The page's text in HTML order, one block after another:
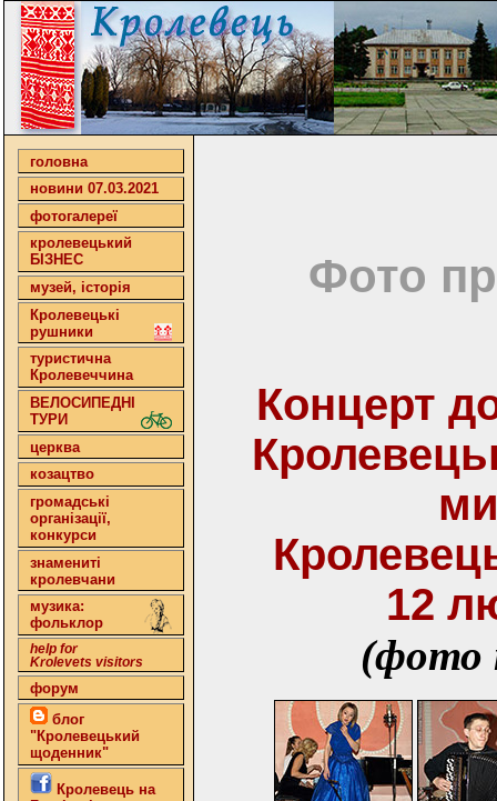
головна
новини 07.03.2021
фотогалереї
кролевецький
БІЗНЕС
музей, історія
Кролевецькі
рушники
туристична
Кролевеччина
ВЕЛОСИПЕДНІ
ТУРИ
церква
козацтво
громадські
організації,
конкурси
знамениті
кролевчани
музика:
фольклор
help for
Krolevets visitors
форум
блог
"Кролевецький
щоденник"
Кролевець на
Фото
Концерт
12
(фото